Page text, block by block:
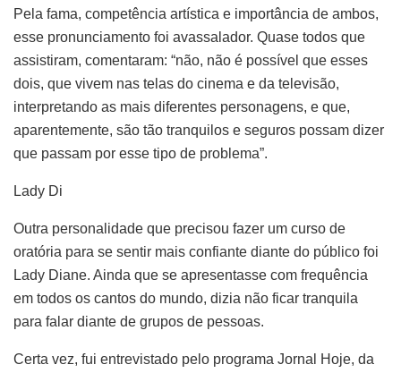
Pela fama, competência artística e importância de ambos,
esse pronunciamento foi avassalador. Quase todos que
assistiram, comentaram: “não, não é possível que esses
dois, que vivem nas telas do cinema e da televisão,
interpretando as mais diferentes personagens, e que,
aparentemente, são tão tranquilos e seguros possam dizer
que passam por esse tipo de problema”.
Lady Di
Outra personalidade que precisou fazer um curso de
oratória para se sentir mais confiante diante do público foi
Lady Diane. Ainda que se apresentasse com frequência
em todos os cantos do mundo, dizia não ficar tranquila
para falar diante de grupos de pessoas.
Certa vez, fui entrevistado pelo programa Jornal Hoje, da